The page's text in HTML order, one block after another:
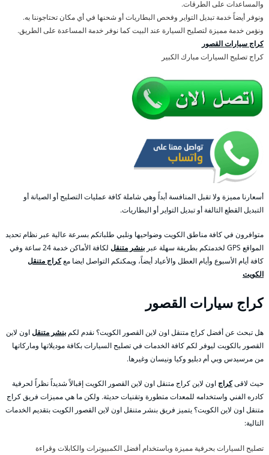
والمساعدات على الطرقات.
ونوفر أيضاً خدمة تبديل التواير وفحص البطاريات أو شحنها في أي مكان تحتاجوننا به.
ونؤمن خدمة مميزة لتصليح السيارة عند البيت كما نوفر خدمة المساعدة على الطريق.
كراج سيارات القصور
كراج تصليح السيارات مبارك الكبير
أسعارنا مميزة ولا تقبل المنافسة أبداً وهي شاملة كافة عمليات التصليح أو الصيانة أو
التبديل القطع التالفة أو تبديل التواير أو البطاريات.
متوافرون في كافة مناطق الكويت وضواحيها ونلبي طلباتكم بسرعة عالية عبر نظام تحديد
المواقع GPS لخدمتكم بطريقة سهلة عبر
بنشر متنقل
لكافة الأماكن خدمة 24 ساعة وفي
كافة أيام الأسبوع وأيام العطل والأعياد أيضاً، ويمكنكم التواصل ايضا معكراج متنقل
الكويت
كراج سيارات القصور
هل تبحث عن أفضل كراج متنقل اون لاين القصور الكويت؟ نقدم لكم بنشر متنقلاون لاين
القصور بالكويت ليوفر لكم كافة الخدمات في تصليح السيارات بكافة موديلاتها وماركاتها
من مرسيدس وبي أم دبليو وكيا ونيسان وغيرها.
حيث لاقىكراج اون لاين كراج متنقل اون لاين القصور الكويت إقبالاً شديداً نظراً لحرفية
كادره الفني واستخدامه للمعدات متطورة وتقنيات حديثة. ولكن ما هي مميزات فريق كراج
متنقل اون لاين الكويت؟ يتميز فريق بنشر متنقل اون لاين القصور الكويت بتقديم الخدمات
التالية:
تصليح السيارات بحرفية مميزة وباستخدام أفضل الكمبيوترات والكابلات وقراءة